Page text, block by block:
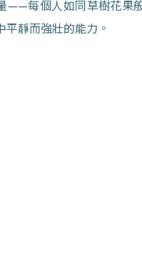
——每個人如同草樹花果
平靜而強壯的能力。